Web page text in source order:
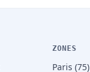
ZONES
Paris (75)